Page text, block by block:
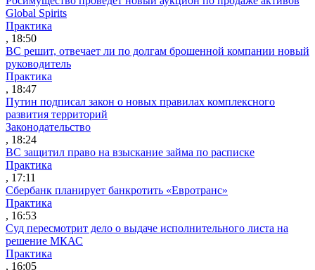
Global Spirits
Практика
, 18:50
ВС решит, отвечает ли по долгам брошенной компании новый
руководитель
Практика
, 18:47
Путин подписал закон о новых правилах комплексного
развития территорий
Законодательство
, 18:24
ВС защитил право на взыскание займа по расписке
Практика
, 17:11
Сбербанк планирует банкротить «Евротранс»
Практика
, 16:53
Суд пересмотрит дело о выдаче исполнительного листа на
решение МКАС
Практика
, 16:05